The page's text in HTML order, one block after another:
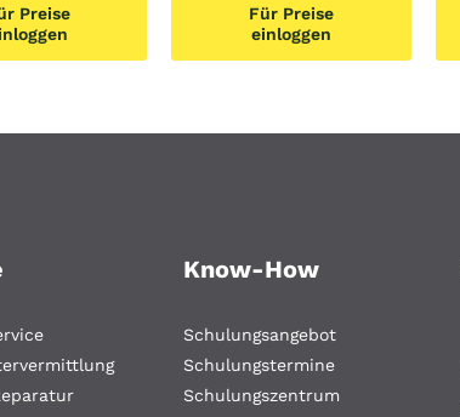
Preise
Für Preise
einloggen
Know-How
Schulungsangebot
Schulungstermine
Schulungszentrum